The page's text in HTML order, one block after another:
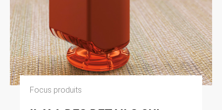
Focus produits